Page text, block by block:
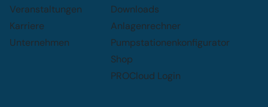
Veranstaltungen
Karriere
Unternehmen
Downloads
Anlagenrechner
Pumpstationenkonfigurator
Shop
PROCloud Login